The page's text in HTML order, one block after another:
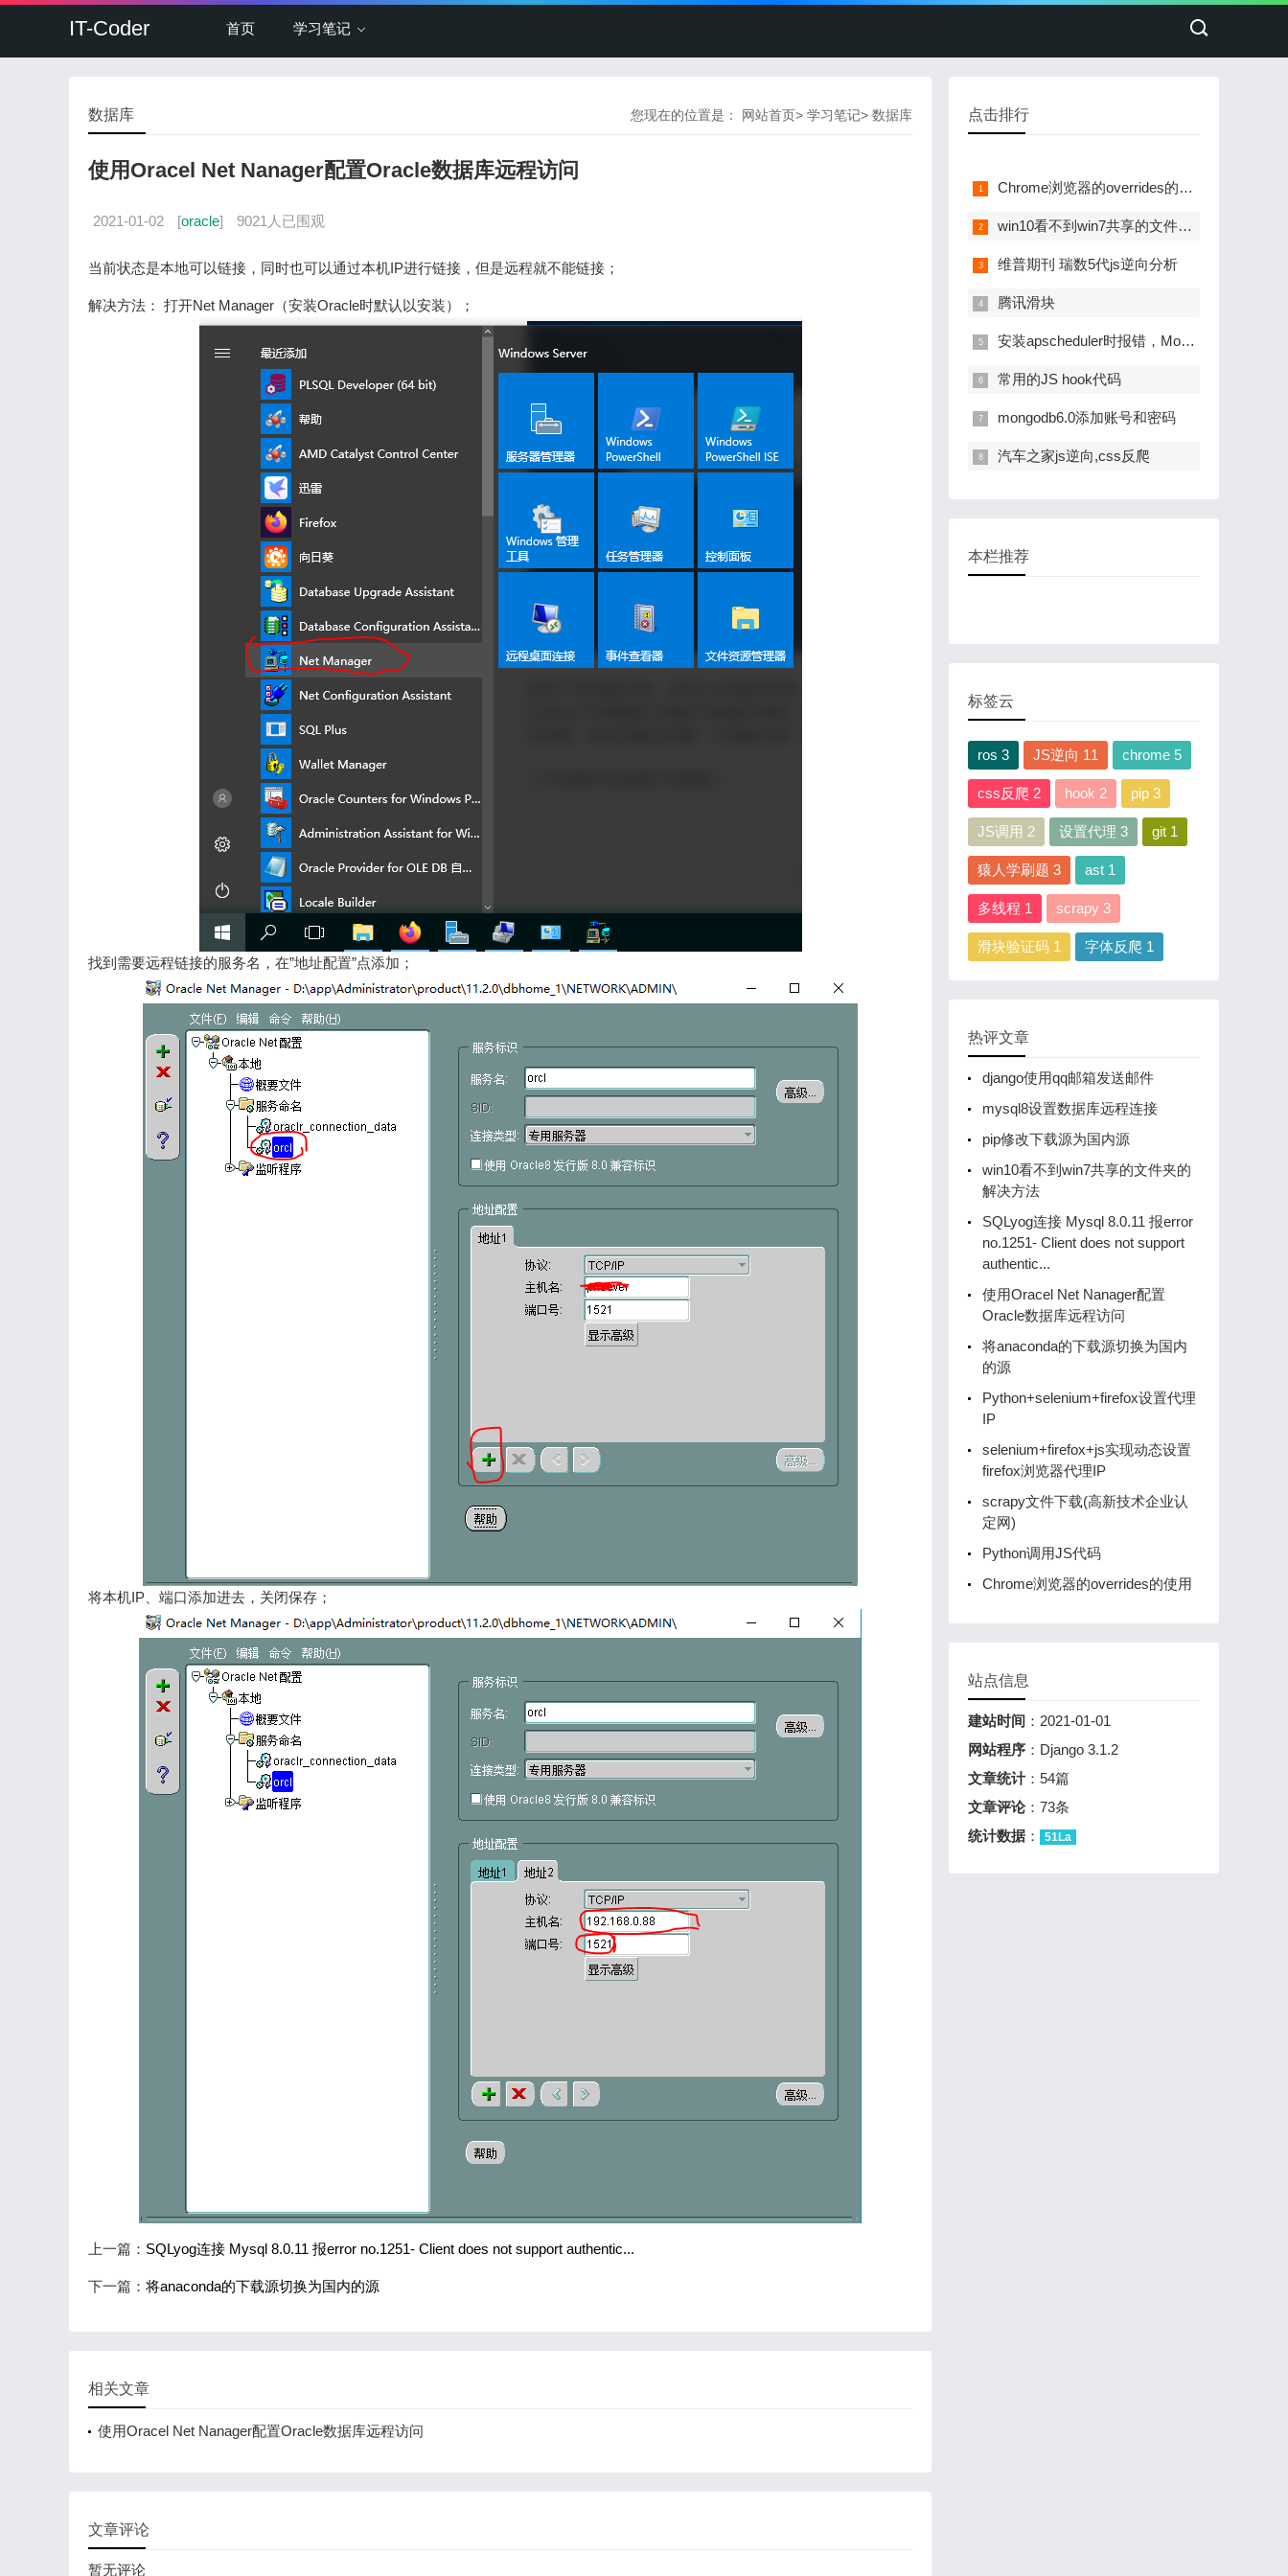
IT-Coder 首页 学习笔记
您现在的位置是： 网站首页> 学习笔记> 数据库
数据库
使用Oracel Net Nanager配置Oracle数据库远程访问
2021-01-02 [oracle] 9021人已围观
当前状态是本地可以链接，同时也可以通过本机IP进行链接，但是远程就不能链接；
解决方法： 打开Net Manager（安装Oracle时默认以安装）；
找到需要远程链接的服务名，在”地址配置”点添加；
将本机IP、端口添加进去，关闭保存；
上一篇： SQLyog连接 Mysql 8.0.11 报error no.1251- Client does not support authentic...
下一篇： 将anaconda的下载源切换为国内的源
相关文章
使用Oracel Net Nanager配置Oracle数据库远程访问
文章评论
暂无评论
点击排行
Chrome浏览器的overrides的使用
win10看不到win7共享的文件夹的解决方法
维普期刊 瑞数5代js逆向分析
腾讯滑块
安装apscheduler时报错，ModuleNotFoundError: No module named 'backports'
常用的JS hook代码
mongodb6.0添加账号和密码
汽车之家js逆向,css反爬
本栏推荐
标签云
ros 3 JS逆向 11 chrome 5
css反爬 2 hook 2 pip 3
JS调用 2 设置代理 3 git 1
猿人学刷题 3 ast 1
多线程 1 scrapy 3
滑块验证码 1 字体反爬 1
热评文章
django使用qq邮箱发送邮件
mysql8设置数据库远程连接
pip修改下载源为国内源
win10看不到win7共享的文件夹的
解决方法
SQLyog连接 Mysql 8.0.11 报error
no.1251- Client does not support
authentic...
使用Oracel Net Nanager配置
Oracle数据库远程访问
将anaconda的下载源切换为国内
的源
Python+selenium+firefox设置代理
IP
selenium+firefox+js实现动态设置
firefox浏览器代理IP
scrapy文件下载(高新技术企业认
定网)
Python调用JS代码
Chrome浏览器的overrides的使用
站点信息
建站时间 ：2021-01-01
网站程序 ：Django 3.1.2
文章统计：54篇
文章评论：73条
统计数据 ： 51La